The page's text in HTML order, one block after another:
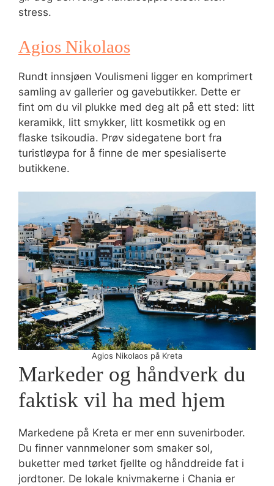
stress.
Agios Nikolaos
Rundt innsjøen Voulismeni ligger en komprimert
samling av gallerier og gavebutikker. Dette er
fint om du vil plukke med deg alt på ett sted: litt
keramikk, litt smykker, litt kosmetikk og en
flaske tsikoudia. Prøv sidegatene bort fra
turistløypa for å finne de mer spesialiserte
butikkene.
Agios Nikolaos på Kreta
Markeder og håndverk du
faktisk vil ha med hjem
Markedene på Kreta er mer enn suvenirboder.
Du finner vannmeloner som smaker sol,
buketter med tørket fjellte og hånddreide fat i
jordtoner. De lokale knivmakerne i Chania er